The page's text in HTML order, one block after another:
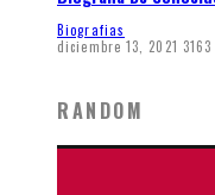
Biografias
diciembre 13, 2021 3163
RANDOM